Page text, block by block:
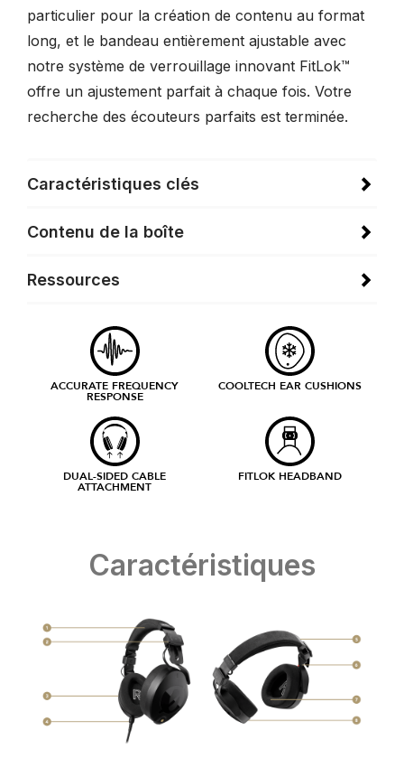
particulier pour la création de contenu au format
long, et le bandeau entièrement ajustable avec
notre système de verrouillage innovant FitLok™
offre un ajustement parfait à chaque fois. Votre
recherche des écouteurs parfaits est terminée.
Caractéristiques clés
Contenu de la boîte
Ressources
ACCURATE FREQUENCY
RESPONSE
COOLTECH EAR CUSHIONS
DUAL-SIDED CABLE
ATTACHMENT
FITLOK HEADBAND
Caractéristiques